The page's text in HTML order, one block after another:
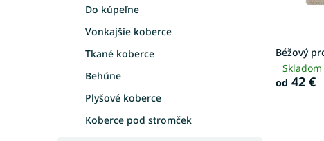
Do kúpeľne
Vonkajšie koberce
Tkané koberce
Behúne
Plyšové koberce
Koberce pod stromček
v
o
Béžový
od 42 €